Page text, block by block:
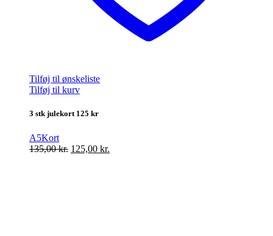
Tilføj til ønskeliste
Tilføj til kurv
3 stk julekort 125 kr
A5Kort
135,00kr. Den
125,00 kr.